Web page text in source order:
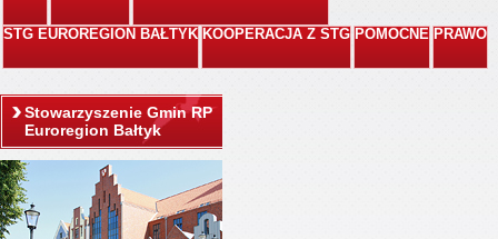
STG EUROREGION BAŁTYK KOOPERACJA Z STG POMOCNE PRAWO
Stowarzyszenie Gmin RP
Euroregion Bałtyk